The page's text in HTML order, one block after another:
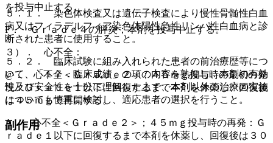
５．１． 染色体検査又は遺伝子検査により慢性骨髄性白血
病又はフィラデルフィア染色体陽性急性リンパ性白血病と診
断された患者に使用すること。
５．２． 臨床試験に組み入れられた患者の前治療歴等につ
いて、「１７．臨床成績」の項の内容を熟知し、本剤の有効
性及び安全性を十分に理解した上で、本剤以外の治療の実施
についても慎重に検討し、適応患者の選択を行うこと。
副作用
を投与中止する。
F． Ｇｒａｄｅ４の膵炎；本剤を投与中止する。
３）． 心不全：
@． 心不全＜Ｇｒａｄｅ２＞；４５ｍｇ投与時の最初の発
現：Ｇｒａｄｅ１以下に回復するまで本剤を休薬し、回復後
は４５ｍｇで再開する。
A． 心不全＜Ｇｒａｄｅ２＞；４５ｍｇ投与時の再発：Ｇ
ｒａｄｅ１以下に回復するまで本剤を休薬し、回復後は３０